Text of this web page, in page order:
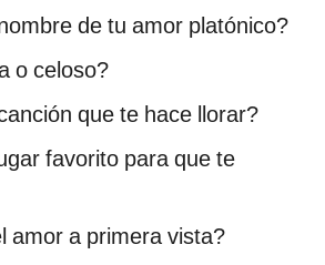
de tu amor platónico?
o celoso?
que te hace llorar?
favorito para que te
amor a primera vista?